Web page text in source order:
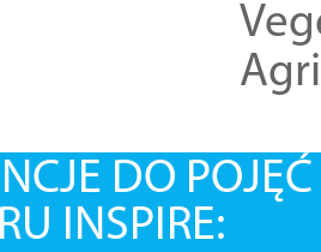
DO
INSPIRE: